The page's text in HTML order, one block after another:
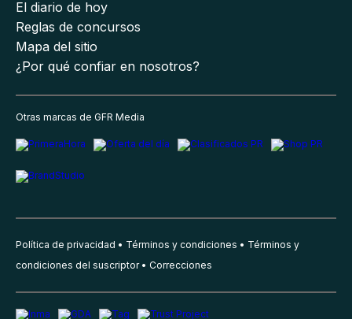
El diario de hoy
Reglas de concursos
Mapa del sitio
¿Por qué confiar en nosotros?
Otras marcas de GFR Media
Política de privacidad Términos y condiciones
Términos y
condiciones del suscriptor
Correcciones